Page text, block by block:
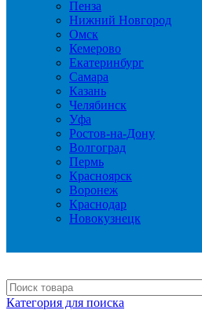
Пенза
Нижний Новгород
Омск
Кемерово
Екатеринбург
Самара
Казань
Челябинск
Уфа
Ростов-на-Дону
Волгоград
Пермь
Красноярск
Воронеж
Краснодар
Новокузнецк
Категория для поиска